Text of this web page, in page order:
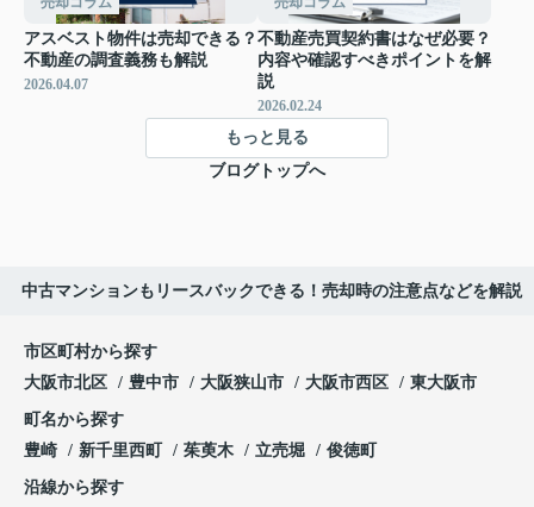
アスベスト物件は売却できる？
不動産の調査義務も解説
2026.04.07
不動産売買契約書はなぜ必要？
内容や確認すべきポイントを解
説
2026.02.24
もっと見る
ブログトップへ
中古マンションもリースバックできる！売却時の注意点などを解説
市区町村から探す
大阪市北区
豊中市 大阪狭山市 大阪市西区 東大阪市
町名から探す
豊崎
新千里西町 茱萸木 立売堀 俊徳町
沿線から探す